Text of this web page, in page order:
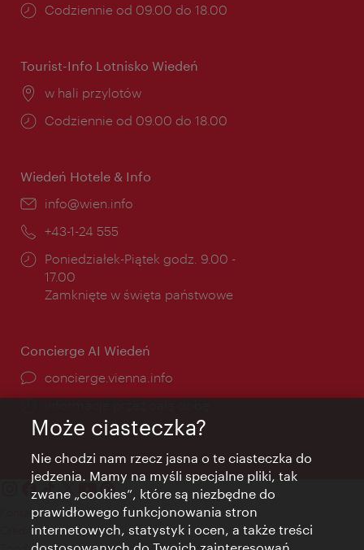
Godziny
Codziennie od 09.00 do 18.00
Tourist-Info Lotnisko Wiedeń
Miejsce:
w hali przylotów
Godziny
Codziennie od 09.00 do 18.00
Wiedeń Hotele & Info
E-
info@wien.info
Telefon:
+43-1-24 555
Godziny
otwarcia:
Poniedziałek-Piątek godz. 9.00 -
17.00
Zamknięte w święta państwowe
Concierge AI Wiedeń
concierge.vienna.info
Kontakt
Credits
Może ciasteczka?
Nie chodzi nam rzecz jasna o te ciasteczka do
jedzenia. Mamy na myśli specjalne pliki, tak
zwane „cookies”, które są niezbędne do
prawidłowego funkcjonowania stron
internetowych, statystyk i ocen, a także treści